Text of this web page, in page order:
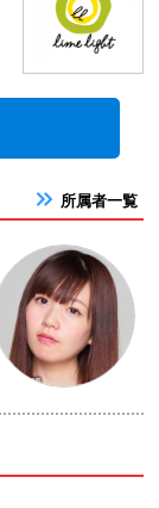
所属者一覧